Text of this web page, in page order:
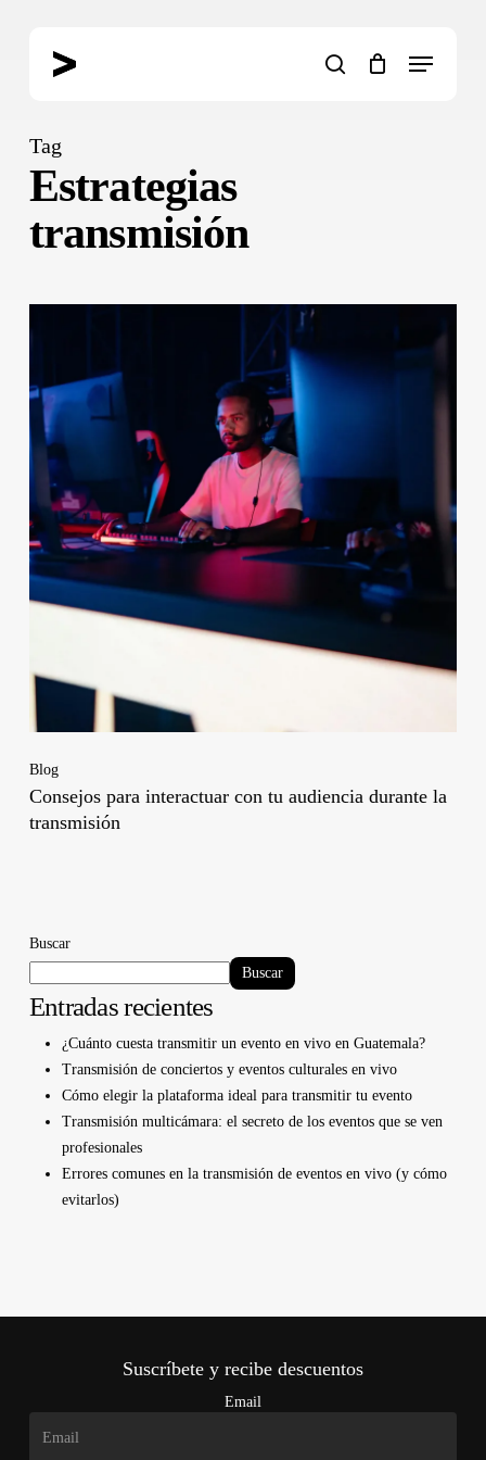
search
Menu
Tag
Estrategias
transmisión
Blog
Consejos para interactuar con tu audiencia durante la
transmisión
Buscar
Buscar
Entradas recientes
¿Cuánto cuesta transmitir un evento en vivo en Guatemala?
Transmisión de conciertos y eventos culturales en vivo
Cómo elegir la plataforma ideal para transmitir tu evento
Transmisión multicámara: el secreto de los eventos que se ven
profesionales
Errores comunes en la transmisión de eventos en vivo (y cómo
evitarlos)
Suscríbete y recibe descuentos
Email